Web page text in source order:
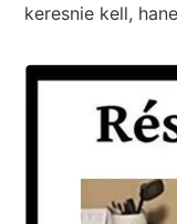
keresnie kell,